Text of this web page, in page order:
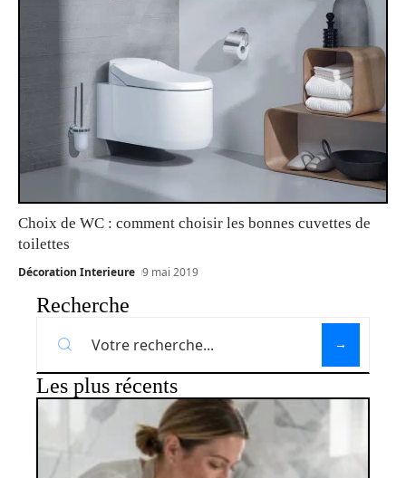
Choix de WC : comment choisir les bonnes cuvettes de
toilettes
Décoration Interieure 9 mai 2019
Recherche
Les plus récents